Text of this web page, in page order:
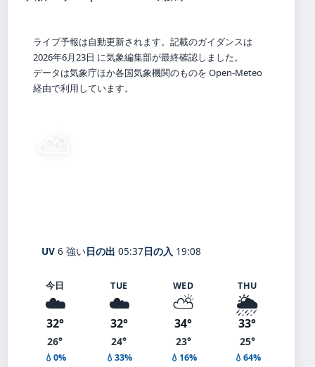
ライブ予報は自動更新されます。記載のガイダンスは
2026年6月23日 に気象編集部が最終確認しました。
データは気象庁ほか各国気象機関のものを Open-Meteo
経由で利用しています。
UV 6 強い日の出 05:37日の入 19:08
今日
☁️
32°
26°
💧0%
TUE
☁️
32°
24°
💧33%
WED
⛅
34°
23°
💧16%
THU
🌦️
33°
25°
💧64%